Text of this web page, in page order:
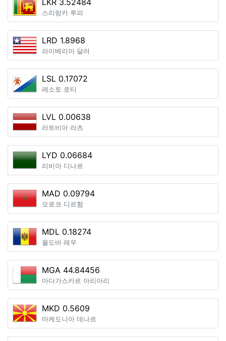
LKR 3.52484
스리랑카 루피
LRD 1.8968
라이베리아 달러
LSL 0.17072
레소토 로티
LVL 0.00638
라트비아 라츠
LYD 0.06684
리비아 디나르
MAD 0.09794
모로코 디르함
MDL 0.18274
몰도바 레우
MGA 44.84456
마다가스카르 아리아리
MKD 0.5609
마케도니아 데나르